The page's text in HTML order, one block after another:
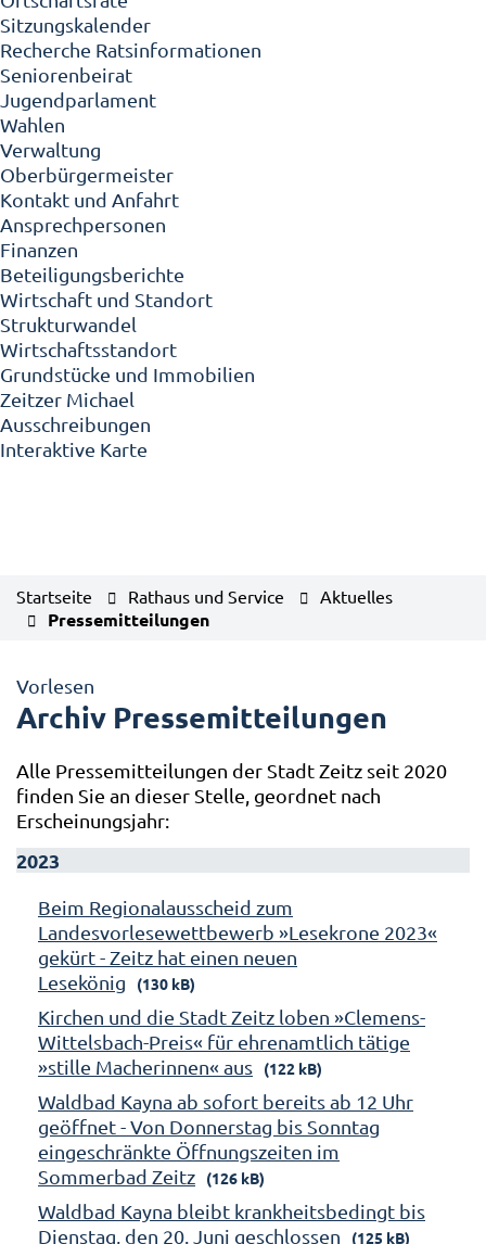
Sitzungskalender
Recherche Ratsinformationen
Seniorenbeirat
Jugendparlament
Wahlen
Verwaltung
Oberbürgermeister
Kontakt und Anfahrt
Ansprechpersonen
Finanzen
Beteiligungsberichte
Wirtschaft und Standort
Strukturwandel
Wirtschaftsstandort
Grundstücke und Immobilien
Zeitzer Michael
Ausschreibungen
Interaktive Karte
Startseite Rathaus und Service Aktuelles
Pressemitteilungen
Vorlesen
Archiv Pressemitteilungen
Alle Pressemitteilungen der Stadt Zeitz seit 2020
finden Sie an dieser Stelle, geordnet nach
Erscheinungsjahr:
2023
Beim Regionalausscheid zum
Landesvorlesewettbewerb »Lesekrone 2023«
gekürt - Zeitz hat einen neuen
Lesekönig
(130 kB)
Kirchen und die Stadt Zeitz loben »Clemens-
Wittelsbach-Preis« für ehrenamtlich tätige
»stille Macherinnen« aus
(122 kB)
Waldbad Kayna ab sofort bereits ab 12 Uhr
geöffnet - Von Donnerstag bis Sonntag
eingeschränkte Öffnungszeiten im
Sommerbad Zeitz
(126 kB)
Waldbad Kayna bleibt krankheitsbedingt bis
Dienstag, den 20. Juni geschlossen
(125 kB)